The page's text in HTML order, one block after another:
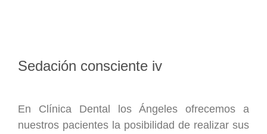
Sedación consciente iv
En Clínica Dental los Ángeles ofrecemos a
nuestros pacientes la posibilidad de realizar sus